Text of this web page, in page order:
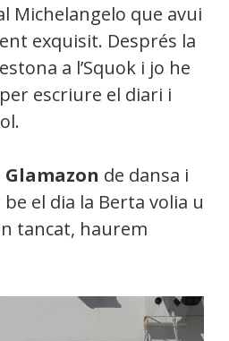
Michelangelo que avui
exquisit. Després la
a l’Squok i jo he
escriure el diari i
Glamazon de dansa i
el dia la Berta volia un
tancat, haurem